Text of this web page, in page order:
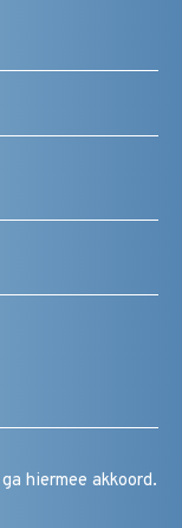
hiermee akkoord.